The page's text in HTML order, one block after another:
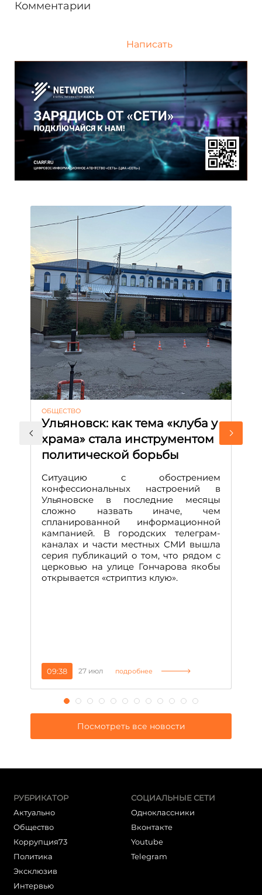
Комментарии
Написать
ОБЩЕСТВО
Ульяновск: как тема «клуба у
храма» стала инструментом
политической борьбы
Ситуацию с обострением
конфессиональных настроений в
Ульяновске в последние месяцы
сложно назвать иначе, чем
спланированной информационной
кампанией. В городских телеграм-
каналах и части местных СМИ вышла
серия публикаций о том, что рядом с
церковью на улице Гончарова якобы
открывается «стриптиз клую».
09:38 27 июл подробнее
Посмотреть все новости
РУБРИКАТОР
Актуально
Общество
Коррупция73
Политика
Эксклюзив
Интервью
СОЦИАЛЬНЫЕ СЕТИ
Одноклассники
Вконтакте
Youtube
Telegram